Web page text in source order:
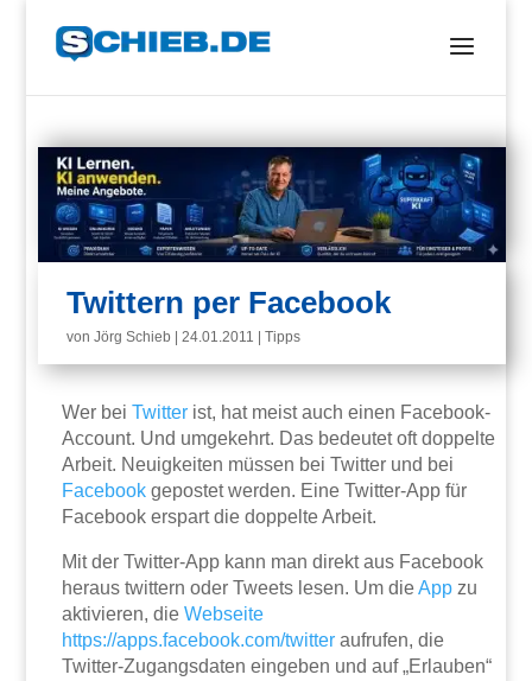
Twittern per Facebook
vonJörg Schieb |24.01.2011 |Tipps
Wer beiTwitter ist, hat meist auch einen Facebook-
Account. Und umgekehrt. Das bedeutet oft doppelte
Arbeit. Neuigkeiten müssen bei Twitter und bei
Facebook gepostet werden. Eine Twitter-App für
Facebook erspart die doppelte Arbeit.
Mit der Twitter-App kann man direkt aus Facebook
heraus twittern oder Tweets lesen. Um dieApp zu
aktivieren, dieWebseite
https://apps.facebook.com/twitter aufrufen, die
Twitter-Zugangsdaten eingeben und auf „Erlauben“